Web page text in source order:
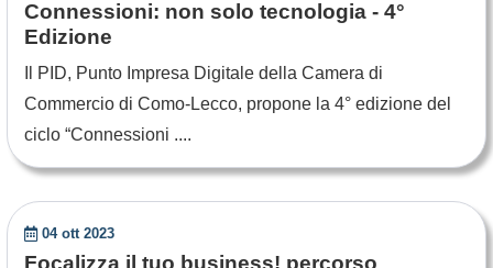
Connessioni: non solo tecnologia - 4°
Edizione
Il PID, Punto Impresa Digitale della Camera di
Commercio di Como-Lecco, propone la 4° edizione del
ciclo “Connessioni ....
04 ott 2023
Focalizza il tuo business! percorso